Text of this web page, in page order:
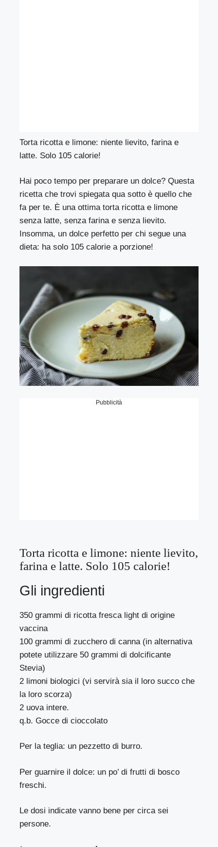
Torta ricotta e limone: niente lievito, farina e
latte. Solo 105 calorie!
Hai poco tempo per preparare un dolce? Questa
ricetta che trovi spiegata qua sotto è quello che
fa per te. È una ottima torta ricotta e limone
senza latte, senza farina e senza lievito.
Insomma, un dolce perfetto per chi segue una
dieta: ha solo 105 calorie a porzione!
Pubblicità
Torta ricotta e limone: niente lievito,
farina e latte. Solo 105 calorie!
Gli ingredienti
350 grammi di ricotta fresca light di origine
vaccina
100 grammi di zucchero di canna (in alternativa
potete utilizzare 50 grammi di dolcificante
Stevia)
2 limoni biologici (vi servirà sia il loro succo che
la loro scorza)
2 uova intere.
q.b. Gocce di cioccolato
Per la teglia: un pezzetto di burro.
Per guarnire il dolce: un po’ di frutti di bosco
freschi.
Le dosi indicate vanno bene per circa sei
persone.